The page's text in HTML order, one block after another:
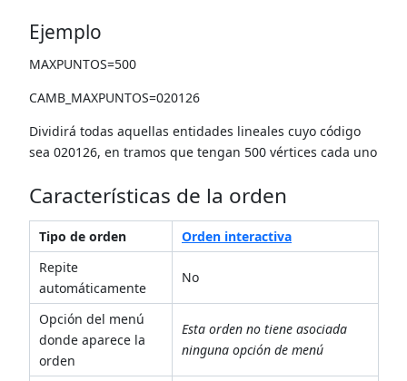
Ejemplo
MAXPUNTOS=500
CAMB_MAXPUNTOS=020126
Dividirá todas aquellas entidades lineales cuyo código
sea 020126, en tramos que tengan 500 vértices cada uno
Características de la orden
Tipo de orden
Orden interactiva
Repite
automáticamente
No
Opción del menú
donde aparece la
orden
Esta orden no tiene asociada
ninguna opción de menú